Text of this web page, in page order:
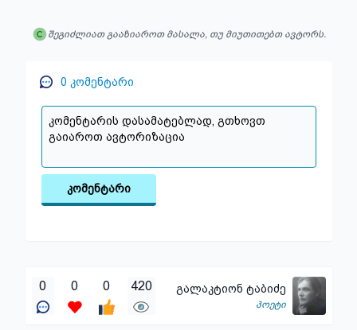
შეგიძლიათ გააზიაროთ მასალა, თუ მიუთითებთ ავტორს.
0 კომენტარი
კომენტარი
0 0 0 420 გალაკტიონ ტაბიძე
პოეტი